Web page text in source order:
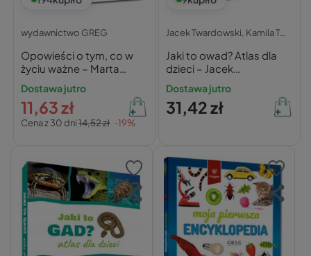
wydawnictwo GREG
Opowieści o tym, co w
życiu ważne – Marta
Calik-Tomera
Dostawa jutro
Cena z 30 dni14,52 zł -19%
11,63 zł
Jacek Twardowski, Kamila Twardowska,
Jaki to owad? Atlas dla
dzieci – Jacek
Twardowski, Kamila
Twardowska
Dostawa jutro
31,42 zł